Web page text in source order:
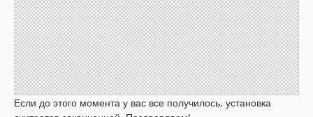
Если до этого момента у вас все получилось, установка